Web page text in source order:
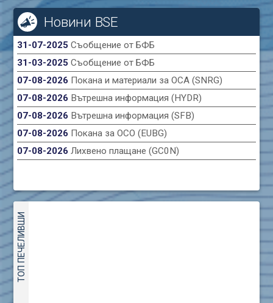
Новини BSE
31-07-2025Съобщение от БФБ
31-03-2025Съобщение от БФБ
07-08-2026 Покана и материали за ОСА (SNRG)
07-08-2026 Вътрешна информация (HYDR)
07-08-2026 Вътрешна информация (SFB)
07-08-2026 Покана за ОСО (EUBG)
07-08-2026Лихвено плащане (GC0N)
ТОП ПЕЧЕЛИВШИ